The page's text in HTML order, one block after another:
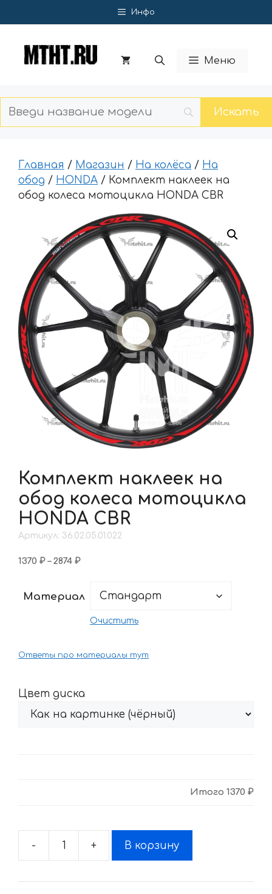
к
Инфо
Меню
Главная / Магазин / На колёса / На
обод / HONDA / Комплект наклеек на
обод колеса мотоцикла HONDA CBR
Комплект наклеек на
обод колеса мотоцикла
HONDA CBR
Артикул: 36.02.05.01.022
1370 ₽ – 2874 ₽Диапазон
–
Материал
Очистить
Ответы про материалы тут
Цвет диска
Итого 1370 ₽
-
Количество
Комплект
+ В корзину